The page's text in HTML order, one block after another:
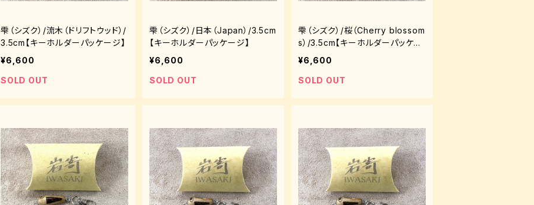
雫（シズク）/流木（ドリフトウッド）/
3.5cm【キーホルダーパッケージ】
¥6,600
SOLD OUT
雫（シズク）/日本（Japan）/3.5cm
【キーホルダーパッケージ】
¥6,600
SOLD OUT
雫（シズク）/桜（Cherry blossom
s）/3.5cm【キーホルダーパッケー
ジ】
¥6,600
SOLD OUT